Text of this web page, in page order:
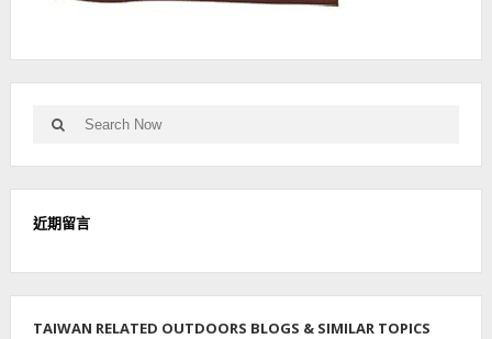
Search
for:
Search
近期留言
TAIWAN RELATED OUTDOORS BLOGS & SIMILAR TOPICS